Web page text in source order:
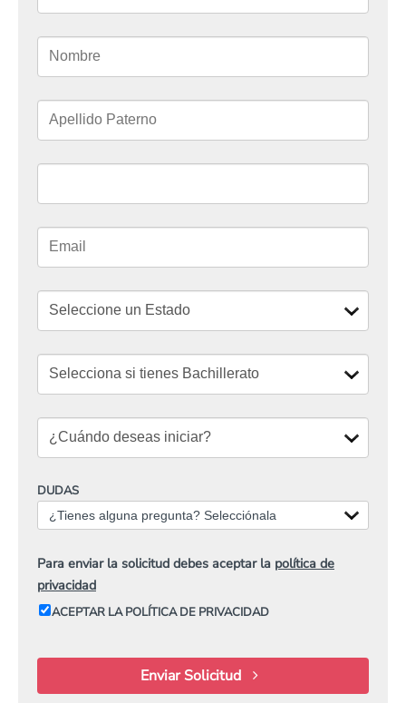
DUDAS
¿Tienes alguna pregunta? Selecciónala
Para enviar la solicitud debes aceptar la política de
privacidad
ACEPTAR LA POLÍTICA DE PRIVACIDAD
Enviar Solicitud